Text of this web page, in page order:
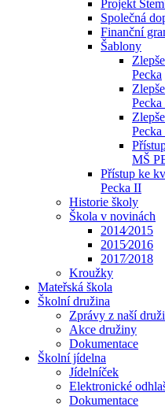
Projekt
Společná
Finanční
Šablony
Pecka
MŠ
Přístup ke
Pecka II
Historie školy
Škola v novinách
2014⁄2015
2015⁄2016
2017⁄2018
Kroužky
Mateřská škola
Školní družina
Zprávy z naší
Akce družiny
Dokumentace
Školní jídelna
Jídelníček
Elektronické
Dokumentace